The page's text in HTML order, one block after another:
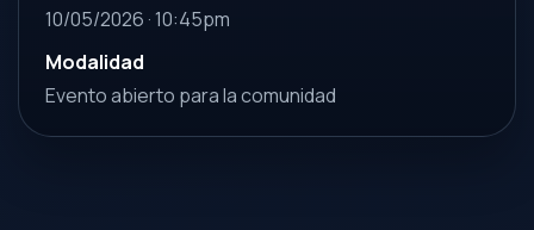
10/05/2026 · 10:45pm
Modalidad
Evento abierto para la comunidad